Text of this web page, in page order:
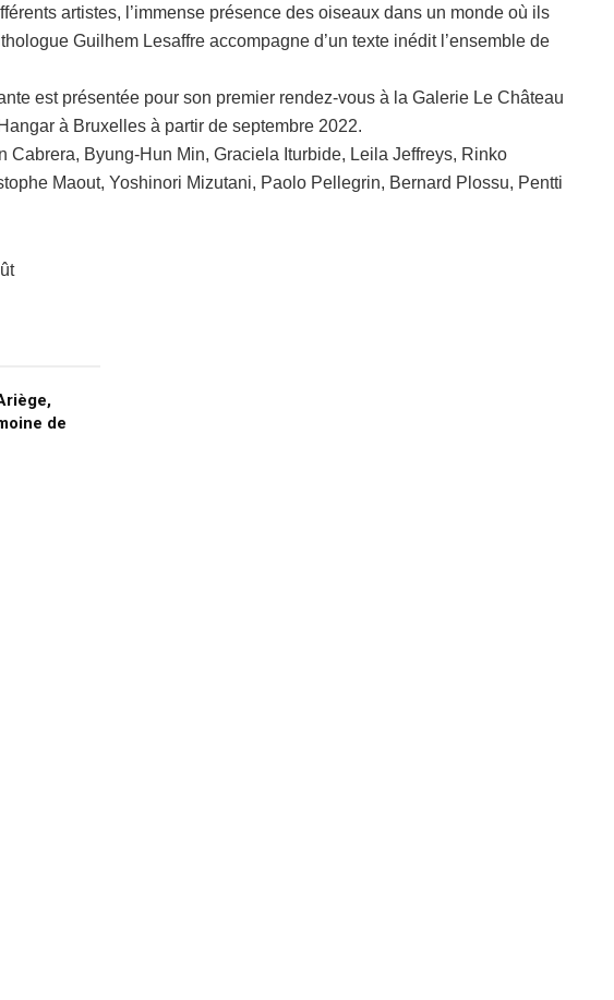
artistes, l’immense présence des oiseaux dans un monde où ils
Guilhem Lesaffre accompagne d’un texte inédit l’ensemble de
est présentée pour son premier rendez-vous à la Galerie Le Château
à Bruxelles à partir de septembre 2022.
Cabrera, Byung-Hun Min, Graciela Iturbide, Leila Jeffreys, Rinko
Maout, Yoshinori Mizutani, Paolo Pellegrin, Bernard Plossu, Pentti
de